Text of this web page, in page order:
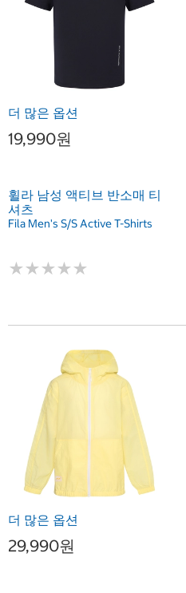
더 많은 옵션
19,990원
휠라 남성 액티브 반소매 티
셔츠
Fila Men's S/S Active T-Shirts
★★★★★
★★★★★
더 많은 옵션
29,990원